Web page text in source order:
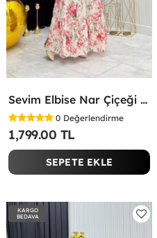
Sevim Elbise Nar Çiçeği Nar Çiçeği
0 Değerlendirme
1,799.00 TL
SEPETE EKLE
KARGO
BEDAVA